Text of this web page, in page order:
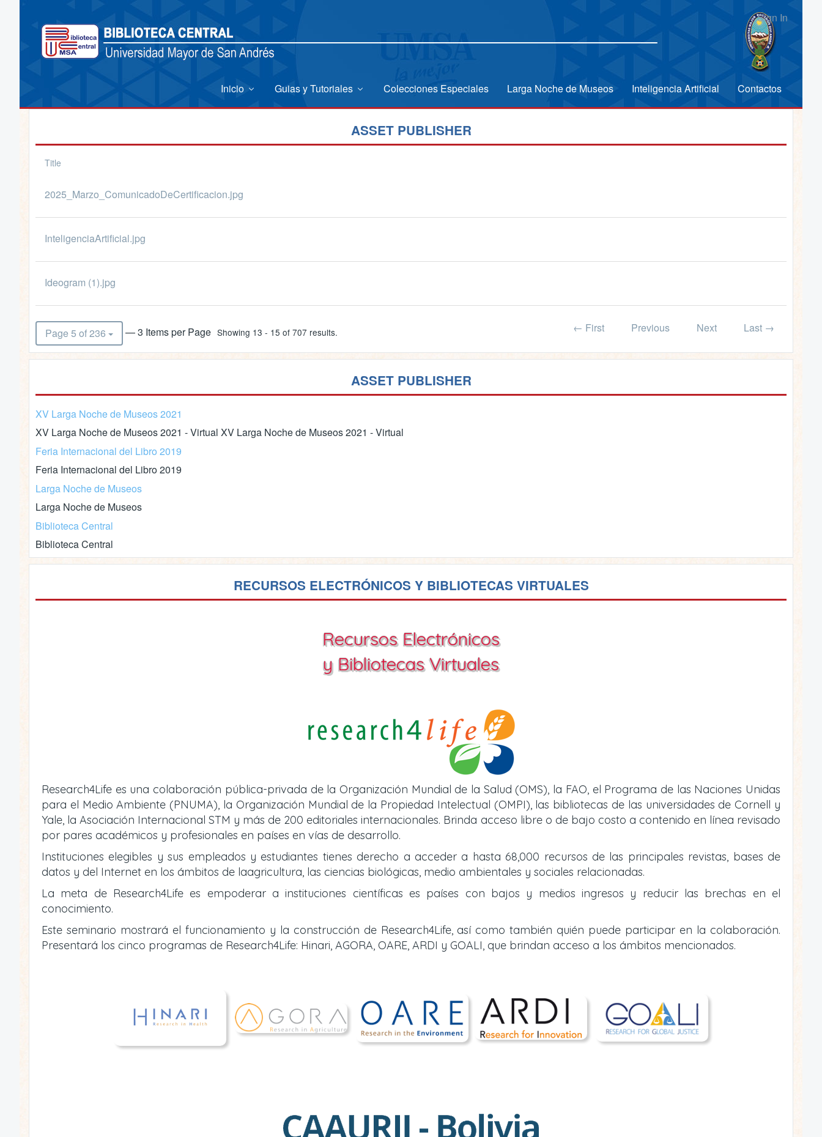
Sign In
Inicio Guias y Tutoriales Colecciones Especiales Larga Noche de Museos Inteligencia Artificial Contactos
ASSET PUBLISHER
Title
2025_Marzo_ComunicadoDeCertificacion.jpg
InteligenciaArtificial.jpg
Ideogram (1).jpg
Page 5 of 236 — 3 Items per Page Showing 13 - 15 of 707 results. ← First Previous Next Last →
ASSET PUBLISHER
XV Larga Noche de Museos 2021
XV Larga Noche de Museos 2021 - Virtual XV Larga Noche de Museos 2021 - Virtual
Feria Internacional del Libro 2019
Feria Internacional del Libro 2019
Larga Noche de Museos
Larga Noche de Museos
Biblioteca Central
Biblioteca Central
RECURSOS ELECTRÓNICOS Y BIBLIOTECAS VIRTUALES
Recursos Electrónicos
y Bibliotecas Virtuales
Research4Life es una colaboración pública-privada de la Organización Mundial de la Salud (OMS), la FAO, el Programa de las Naciones Unidas
para el Medio Ambiente (PNUMA), la Organización Mundial de la Propiedad Intelectual (OMPI), las bibliotecas de las universidades de Cornell y
Yale, la Asociación Internacional STM y más de 200 editoriales internacionales. Brinda acceso libre o de bajo costo a contenido en línea revisado
por pares académicos y profesionales en países en vías de desarrollo.
Instituciones elegibles y sus empleados y estudiantes tienes derecho a acceder a hasta 68,000 recursos de las principales revistas, bases de
datos y del Internet en los ámbitos de laagricultura, las ciencias biológicas, medio ambientales y sociales relacionadas.
La meta de Research4Life es empoderar a instituciones científicas es países con bajos y medios ingresos y reducir las brechas en el
conocimiento.
Este seminario mostrará el funcionamiento y la construcción de Research4Life, así como también quién puede participar en la colaboración.
Presentará los cinco programas de Research4Life: Hinari, AGORA, OARE, ARDI y GOALI, que brindan acceso a los ámbitos mencionados.